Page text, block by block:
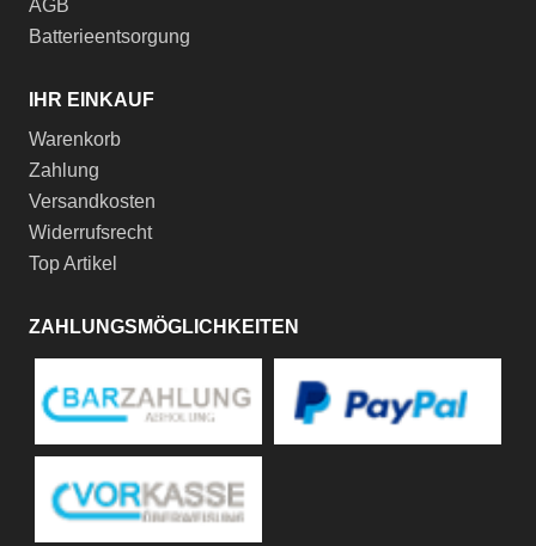
AGB
Batterieentsorgung
IHR EINKAUF
Warenkorb
Zahlung
Versandkosten
Widerrufsrecht
Top Artikel
ZAHLUNGSMÖGLICHKEITEN